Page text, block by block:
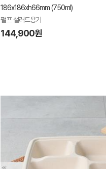
186x186xh66mm (750ml)
펄프 샐러드용기
144,900원